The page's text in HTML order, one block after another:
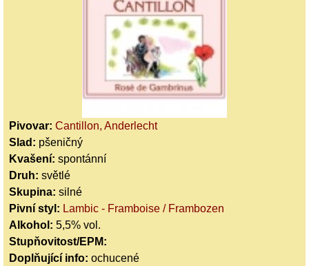
Pivovar: Cantillon, Anderlecht
Slad: pšeničný
Kvašení: spontánní
Druh: světlé
Skupina: silné
Pivní styl: Lambic - Framboise / Frambozen
Alkohol: 5,5% vol.
Stupňovitost/EPM:
Doplňující info: ochucené